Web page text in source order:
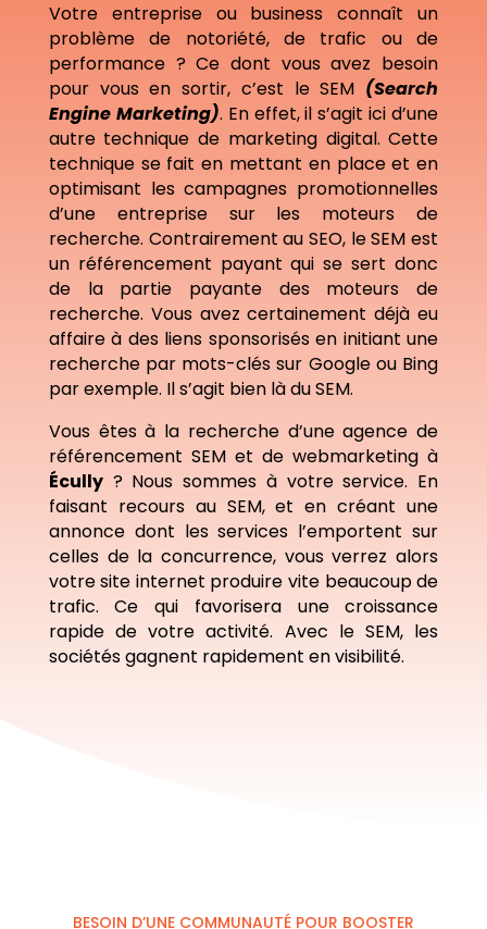
Votre entreprise ou business connaît un
problème de notoriété, de trafic ou de
performance ? Ce dont vous avez besoin
pour vous en sortir, c’est le SEM (Search
Engine Marketing). En effet, il s’agit ici d’une
autre technique de marketing digital. Cette
technique se fait en mettant en place et en
optimisant les campagnes promotionnelles
d’une entreprise sur les moteurs de
recherche. Contrairement au SEO, le SEM est
un référencement payant qui se sert donc
de la partie payante des moteurs de
recherche. Vous avez certainement déjà eu
affaire à des liens sponsorisés en initiant une
recherche par mots-clés sur Google ou Bing
par exemple. Il s’agit bien là du SEM.
Vous êtes à la recherche d’une agence de
référencement SEM et de webmarketing à
Écully? Nous sommes à votre service. En
faisant recours au SEM, et en créant une
annonce dont les services l’emportent sur
celles de la concurrence, vous verrez alors
votre site internet produire vite beaucoup de
trafic. Ce qui favorisera une croissance
rapide de votre activité. Avec le SEM, les
sociétés gagnent rapidement en visibilité.
BESOIN D’UNE COMMUNAUTÉ POUR BOOSTER